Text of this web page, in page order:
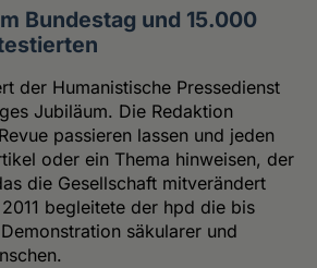
Bundestag und 15.000
der Humanistische Pressedienst
Jubiläum. Die Redaktion
passieren lassen und jeden
oder ein Thema hinweisen, der
die Gesellschaft mitverändert
begleitete der hpd die bis
säkularer und